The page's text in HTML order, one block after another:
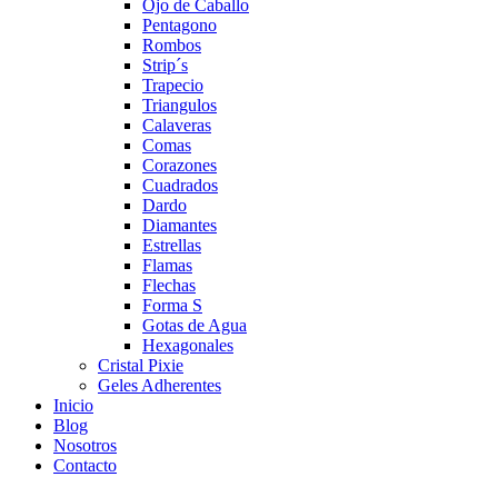
Ojo de Caballo
Pentagono
Rombos
Strip´s
Trapecio
Triangulos
Calaveras
Comas
Corazones
Cuadrados
Dardo
Diamantes
Estrellas
Flamas
Flechas
Forma S
Gotas de Agua
Hexagonales
Cristal Pixie
Geles Adherentes
Inicio
Blog
Nosotros
Contacto